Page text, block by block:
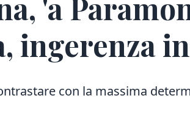
'a
ingerenza
con la massima